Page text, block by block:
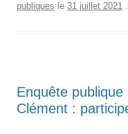
publiques le 31 juillet 2021 .
Enquête
Clément :